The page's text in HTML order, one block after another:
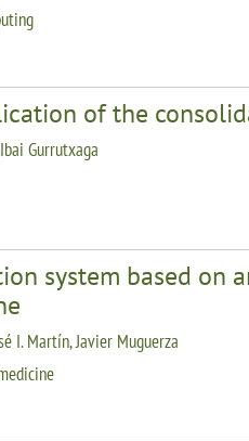
of the
Gurrutxaga
system based on
I. Martín, Javier Muguerza